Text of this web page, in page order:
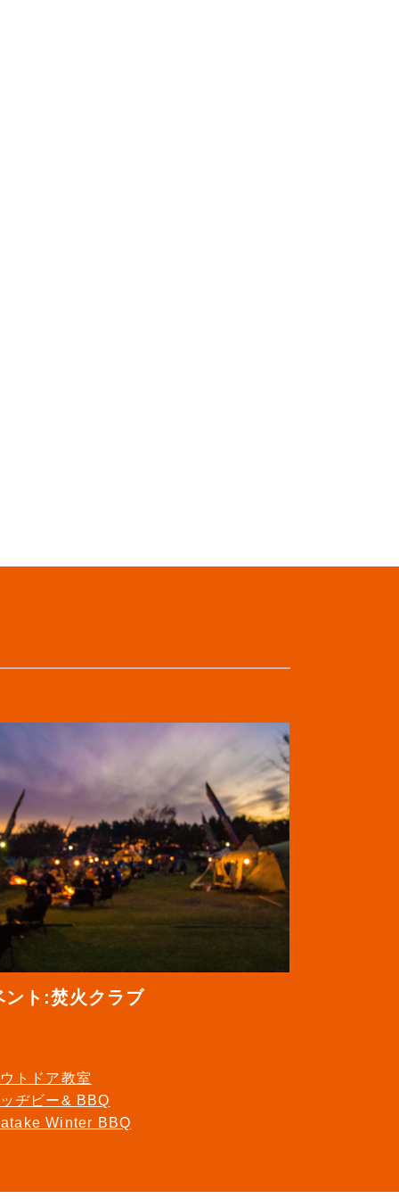
ント:焚火クラブ
トドア教室
ッヂビー& BBQ
Winter BBQ